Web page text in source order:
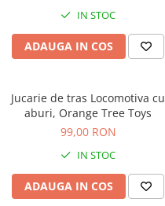
IN STOC
ADAUGA IN COS
Jucarie de tras Locomotiva cu
aburi, Orange Tree Toys
99,00 RON
IN STOC
ADAUGA IN COS